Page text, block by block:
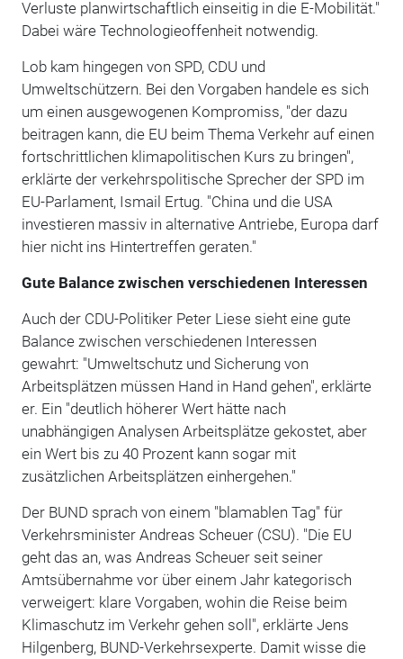
Verluste planwirtschaftlich einseitig in die E-Mobilität."
Dabei wäre Technologieoffenheit notwendig.
Lob kam hingegen von SPD, CDU und
Umweltschützern. Bei den Vorgaben handele es sich
um einen ausgewogenen Kompromiss, "der dazu
beitragen kann, die EU beim Thema Verkehr auf einen
fortschrittlichen klimapolitischen Kurs zu bringen",
erklärte der verkehrspolitische Sprecher der SPD im
EU-Parlament, Ismail Ertug. "China und die USA
investieren massiv in alternative Antriebe, Europa darf
hier nicht ins Hintertreffen geraten."
Gute Balance zwischen verschiedenen Interessen
Auch der CDU-Politiker Peter Liese sieht eine gute
Balance zwischen verschiedenen Interessen
gewahrt: "Umweltschutz und Sicherung von
Arbeitsplätzen müssen Hand in Hand gehen", erklärte
er. Ein "deutlich höherer Wert hätte nach
unabhängigen Analysen Arbeitsplätze gekostet, aber
ein Wert bis zu 40 Prozent kann sogar mit
zusätzlichen Arbeitsplätzen einhergehen."
Der BUND sprach von einem "blamablen Tag" für
Verkehrsminister Andreas Scheuer (CSU). "Die EU
geht das an, was Andreas Scheuer seit seiner
Amtsübernahme vor über einem Jahr kategorisch
verweigert: klare Vorgaben, wohin die Reise beim
Klimaschutz im Verkehr gehen soll", erklärte Jens
Hilgenberg, BUND-Verkehrsexperte. Damit wisse die